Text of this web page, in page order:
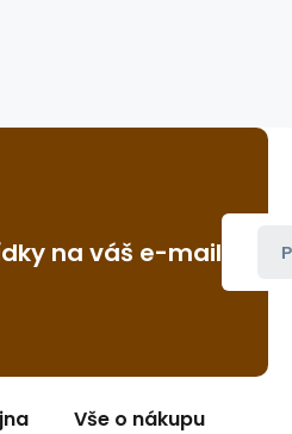
na váš e-mail
Vše o nákupu